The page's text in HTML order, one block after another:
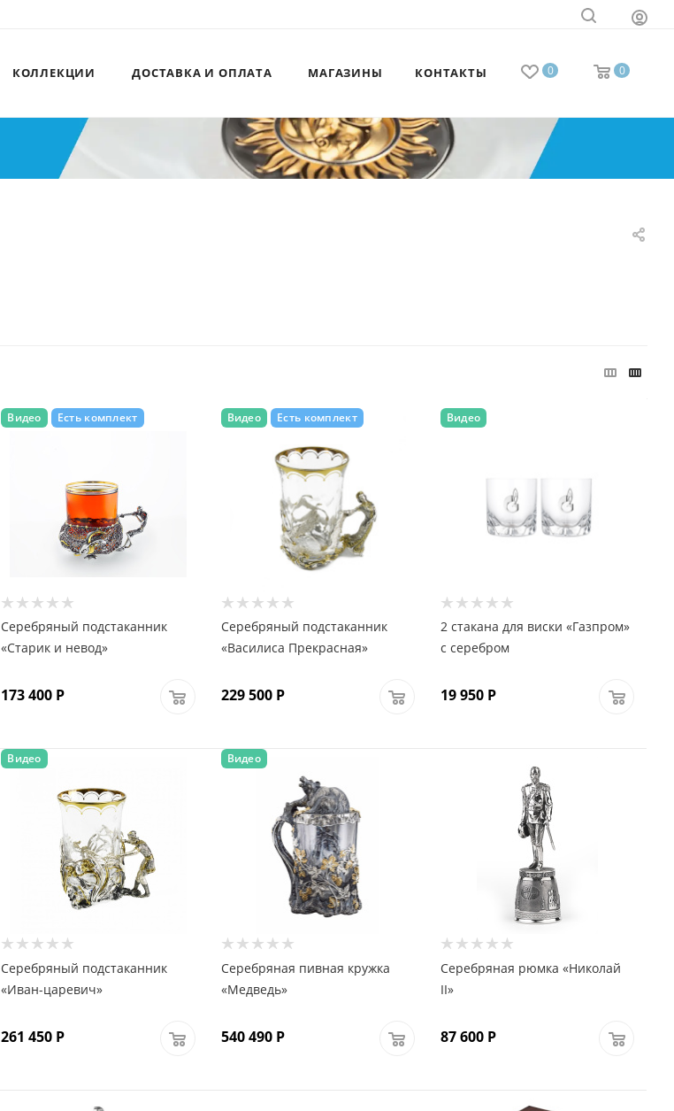
0 0
КОЛЛЕКЦИИ ДОСТАВКА И ОПЛАТА МАГАЗИНЫ КОНТАКТЫ
Видео Есть комплект
Серебряный подстаканник
«Старик и невод»
173 400 Р
Видео Есть комплект
Серебряный подстаканник
«Василиса Прекрасная»
229 500Р
Видео
2 стакана для виски «Газпром»
с серебром
19 950Р
Видео
Серебряный подстаканник
«Иван-царевич»
261 450 Р
Видео
Серебряная пивная кружка
«Медведь»
540 490Р
Серебряная рюмка «Николай
II»
87 600Р